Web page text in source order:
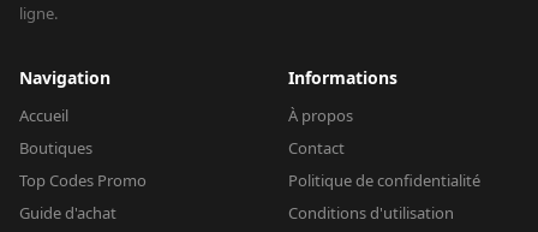
ligne.
Navigation
Accueil
Boutiques
Top Codes Promo
Guide d'achat
Informations
À propos
Contact
Politique de confidentialité
Conditions d'utilisation